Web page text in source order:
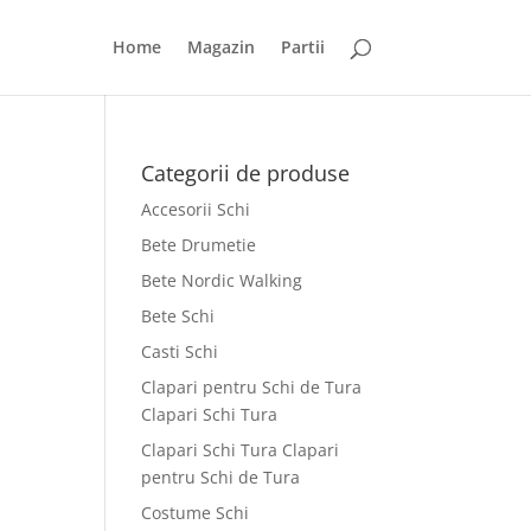
Home Magazin Partii
Categorii de produse
Accesorii Schi
Bete Drumetie
Bete Nordic Walking
Bete Schi
Casti Schi
Clapari pentru Schi de Tura
Clapari Schi Tura
Clapari Schi Tura Clapari
pentru Schi de Tura
Costume Schi